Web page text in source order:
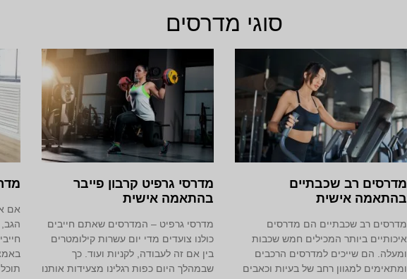
סוגי מדרסים
מדרסים רב שכבתיים
בהתאמה אישית
מדרסים רב שכבתיים הם מדרסים
איכותיים ביותר המכילים חמש שכבות
ומעלה. הם שייכים למדרסים הרכבים
ומתאימים למגוון רחב של בעיות וכאבים
מדרסי גרפיט קרבון פייבר
בהתאמה אישית
מדרסי גרפיט – המדרסים שאתם חייבים
כולנו צועדים מדי יום עשרות קילומטרים
בין אם זה לעבודה, לקניות ועוד. כך
שבמהלך היום כפות רגלינו מצעידות אותנו
אם